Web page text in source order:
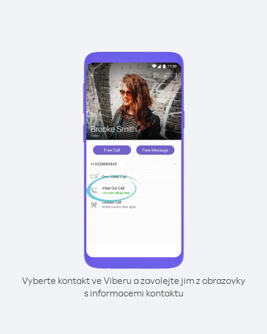
Vyberte kontakt ve Viberu a zavolejte jim z obrazovky
s informacemi kontaktu